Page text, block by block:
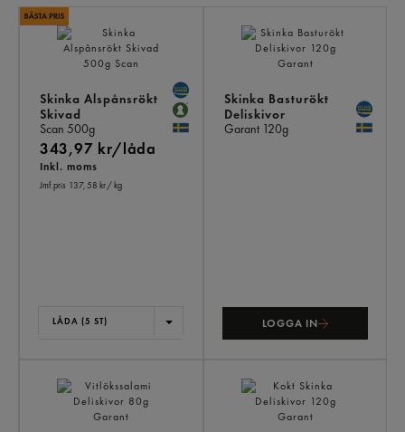
Skinka Alspånsrökt
Skivad
Scan 500g
343,97 kr/låda
Inkl. moms
Jmf.pris 137,58 kr/ kg
LÅDA (5 ST)
Skinka Basturökt
Deliskivor
Garant 120g
LOGGA IN